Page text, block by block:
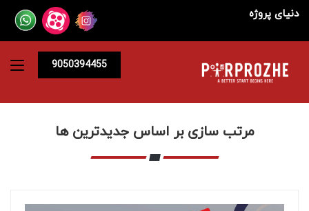
دنیای پروژه
9050394455
مرتب سازی بر اساس جدیدترین ها